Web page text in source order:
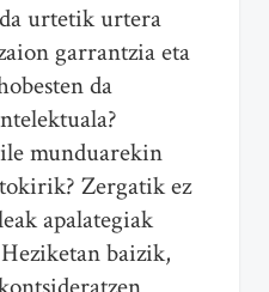
urtetik urtera
garrantzia eta
da
munduarekin
Zergatik ez
apalategiak
baizik,